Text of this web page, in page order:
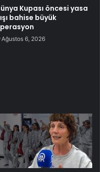
Kupası öncesi yasa
bahise büyük
Ağustos 6, 2026